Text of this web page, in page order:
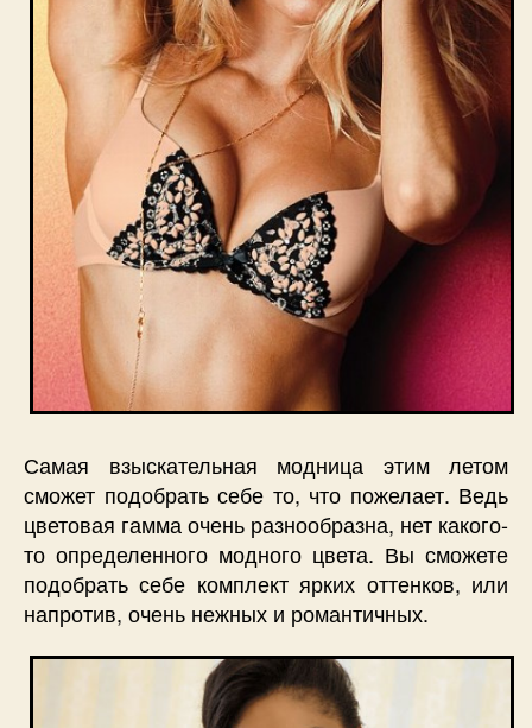
Самая взыскательная модница этим летом
сможет подобрать себе то, что пожелает. Ведь
цветовая гамма очень разнообразна, нет какого-
то определенного модного цвета. Вы сможете
подобрать себе комплект ярких оттенков, или
напротив, очень нежных и романтичных.